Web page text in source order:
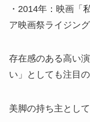
・2014年：映画「
ア映画祭ライジン
存在感のある高い
い」としても注目
美脚の持ち主として